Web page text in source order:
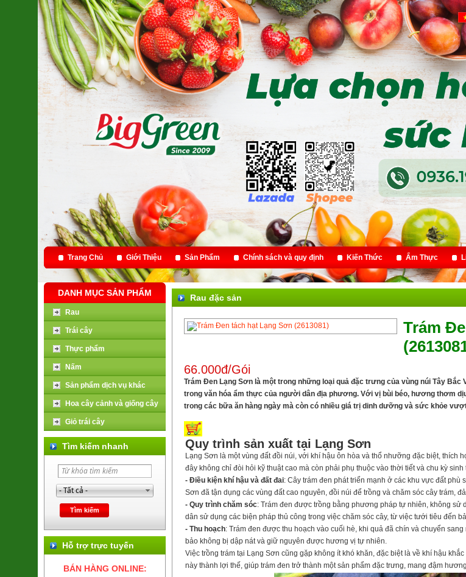
Trang Chủ Giới Thiệu Sản Phẩm Chính sách và quy định Kiến Thức Ẩm Thực
DANH MỤC SẢN PHẨM
Rau
Trái cây
Thực phẩm
Nấm
Sản phẩm dịch vụ khác
Hoa cây cảnh và giống cây
Giỏ trái cây
Tìm kiếm nhanh
Hỗ trợ trực tuyến
BÁN HÀNG ONLINE:
Rau đặc sản
Trám
66.000đ/Gói
Trám Đen Lạng Sơn là một trong những loại quả đặc trưng của vùng núi Tây
trong văn hóa ẩm thực của người dân địa phương. Với vị bùi béo, hương thơm
trong các bữa ăn hàng ngày mà còn có nhiều giá trị dinh dưỡng và sức khỏe
Quy trình sản xuất tại Lạng Sơn
Lạng Sơn là một vùng đất đồi núi, với khí hậu ôn hòa và thổ nhưỡng đặc biệt, thích
đây không chỉ đòi hỏi kỹ thuật cao mà còn phải phụ thuộc vào thời tiết và chu kỳ
- Điều kiện khí hậu và đất đai: Cây trám đen phát triển mạnh ở các khu vực đất
Sơn đã tận dụng các vùng đất cao nguyên, đồi núi để trồng và chăm sóc cây trám,
- Quy trình chăm sóc: Trám đen được trồng bằng phương pháp tự nhiên, không sử
dân sử dụng các biện pháp thủ công trong việc chăm sóc cây, từ việc tưới tiêu đến
- Thu hoạch: Trám đen được thu hoạch vào cuối hè, khi quả đã chín và chuyển
bảo không bị dập nát và giữ nguyên được hương vị tự nhiên.
Việc trồng trám tại Lạng Sơn cũng gặp không ít khó khăn, đặc biệt là về khí hậu
này thành lợi thế, giúp trám đen trở thành một sản phẩm đặc trưng, mang đậm